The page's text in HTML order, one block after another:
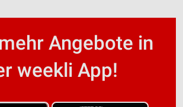
Angebote in
weekli App!